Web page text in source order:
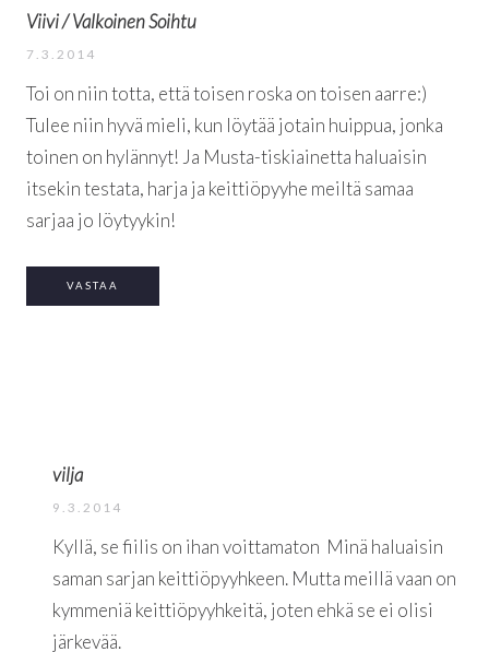
Viivi / Valkoinen Soihtu
7.3.2014
Toi on niin totta, että toisen roska on toisen aarre:)
Tulee niin hyvä mieli, kun löytää jotain huippua, jonka
toinen on hylännyt! Ja Musta-tiskiainetta haluaisin
itsekin testata, harja ja keittiöpyyhe meiltä samaa
sarjaa jo löytyykin!
VASTAA
vilja
9.3.2014
Kyllä, se fiilis on ihan voittamaton Minä haluaisin
saman sarjan keittiöpyyhkeen. Mutta meillä vaan on
kymmeniä keittiöpyyhkeitä, joten ehkä se ei olisi
järkevää.